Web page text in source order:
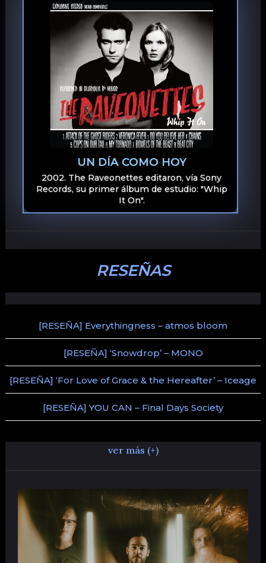
UN DÍA COMO HOY
2002. The Raveonettes editaron, vía Sony
Records, su primer álbum de estudio: "Whip
It On".
RESEÑAS
[RESEÑA] Everythingness – atmos bloom
[RESEÑA] ‘Snowdrop’ – MONO
[RESEÑA] ‘For Love of Grace & the Hereafter’ – Iceage
[RESEÑA] YOU CAN – Final Days Society
ver más (+)